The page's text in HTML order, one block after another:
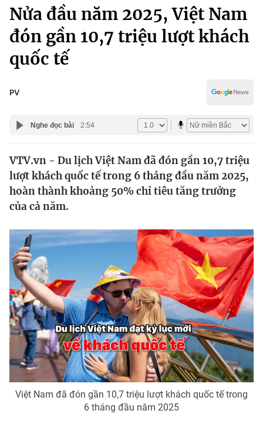
Chuyên mục
Chính trị
Xã hội
Pháp luật
Y tế
Thế giới
Tin tức
Thế giới đó đây
Câu chuyện quốc tế
Kinh tế
Thị trường
Góc doanh nghiệp
Dữ liệu và đời sống
Truyền hình
Phim VTV
Hậu trường
Nhân vật
Khán giả
Giải sao mai
Giải trí
Điện ảnh
Âm nhạc
Sao
Đời sống
Du lịch
Làm đẹp
Chất lượng cuộc sống
Giáo dục
Tuyển sinh
Công nghệ
Kinh tế
Thể thao
Truyền hình
Văn hóa - Giải trí
Nửa đầu năm 2025, Việt Nam
đón gần 10,7 triệu lượt khách
quốc tế
PV
Nghe đọc bài 2:54
VTV.vn - Du lịch Việt Nam đã đón gần 10,7 triệu
lượt khách quốc tế trong 6 tháng đầu năm 2025,
hoàn thành khoảng 50% chỉ tiêu tăng trưởng
của cả năm.
Việt Nam đã đón gần 10,7 triệu lượt khách quốc tế trong
6 tháng đầu năm 2025